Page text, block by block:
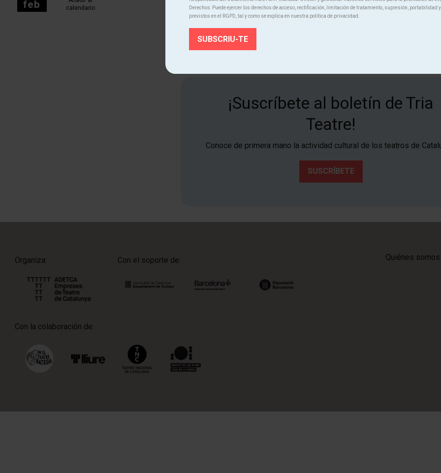
feb
calendario
Más fechas
¡Suscríbete al boletín de Tria
Teatre!
Conoce de primera mano la actividad cultural de los teatros de
SUSCRÍBETE
Organiza: Con el soporte de:
Con la colaboración de:
Quiénes somos
Derechos: Puede ejercer los derechos de acceso, rectificación, limitación de tratamiento, supresión, portabilidad y
previstos en el RGPD, tal y como se explica en nuestra política de privacidad.